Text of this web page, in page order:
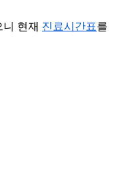
현재 진료시간표를